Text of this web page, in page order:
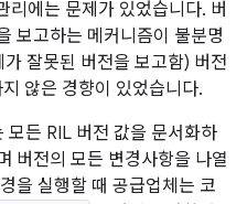
에는 문제가 있었습니다. 버
보고하는 메커니즘이 불분명
잘못된 버전을 보고함) 버전
않은 경향이 있었습니다.
모든 RIL 버전 값을 문서화하
버전의 모든 변경사항을 나열
을 실행할 때 공급업체는 코